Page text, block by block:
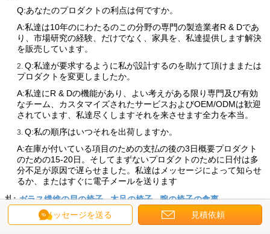
Q:あなたのプロダクトの利点は何ですか。
A:私達は10年のにわたるのこの分野の専門の製造業者R & Dであ
り、市場研究の経験、だけでなく、家具を、私達提供します解決
を販売しています。
2. Q:私達が要求するように私が設計するのを助けて頂けままたは
プロダクトを変更しましたか。
A:私達にR & Dの機能があり、よい考えがある限り専門及び有効
なチーム、カスタマイズされたサービスおよびOEM/ODMは歓迎
されています、私達尽くしますそれを来させます全力を本当。
3. Q:私の順序はいつそれを出荷しますか。
A:在庫が付いている項目のための支払の後の3日概要プロダクト
のための15-20日。そしてまずないプロダクトのために日付は多
分不足が原因で遅らせました。私達はメッセージによって知らせ
るか、またはすぐに電子メールを送ります
札:ガラス繊維の貝の椅子,木足の椅子,腕の椅子の食事
最高の価格で
メッセージを送る 見積依頼